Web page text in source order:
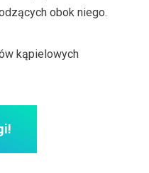
obok niego.
kąpielowych